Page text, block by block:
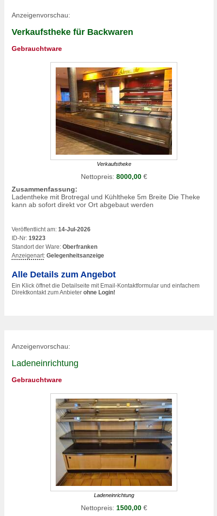
Anzeigenvorschau:
Verkaufstheke für Backwaren
Gebrauchtware
Verkaufstheke
Nettopreis: 8000,00€
Zusammenfassung:
Ladentheke mit Brotregal und Kühltheke 5m Breite Die Theke
kann ab sofort direkt vor Ort abgebaut werden
Veröffentlicht am: 14-Jul-2026
ID-Nr: 19223
Standort der Ware: Oberfranken
Anzeigenart: Gelegenheitsanzeige
Alle Details zum Angebot
Ein Klick öffnet die Detailseite mit Email-Kontaktformular und einfachem
Direktkontakt zum Anbieter ohne Login!
Anzeigenvorschau:
Ladeneinrichtung
Gebrauchtware
Ladeneinrichtung
Nettopreis: 1500,00€